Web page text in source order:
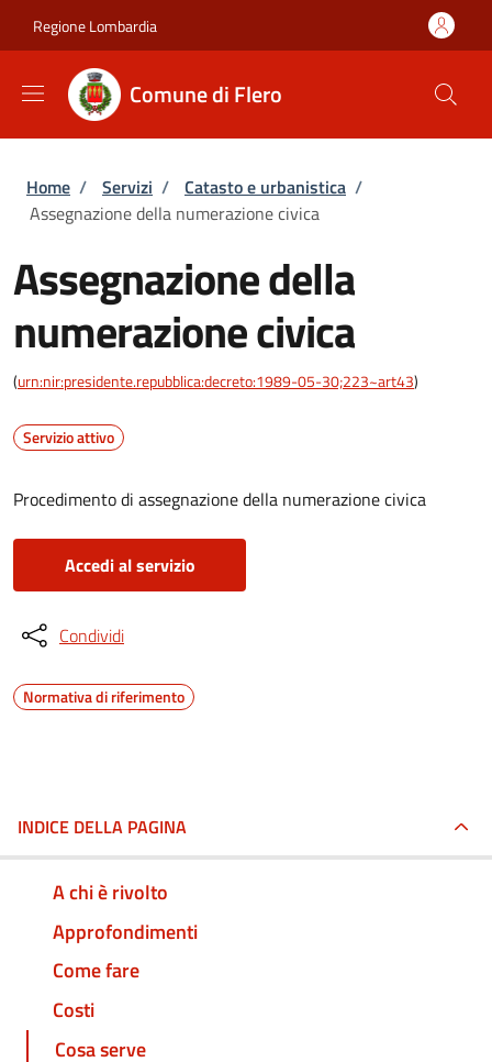
Regione Lombardia
Comune di Flero
Briciole di pane
Home / Servizi / Catasto e urbanistica /
Assegnazione della numerazione civica
Assegnazione della
numerazione civica
(urn:nir:presidente.repubblica:decreto:1989-05-30;223~art43)
Servizio attivo
Procedimento di assegnazione della numerazione civica
Accedi al servizio
Condividi
Normativa di riferimento
INDICE DELLA PAGINA
A chi è rivolto
Approfondimenti
Come fare
Costi
Cosa serve